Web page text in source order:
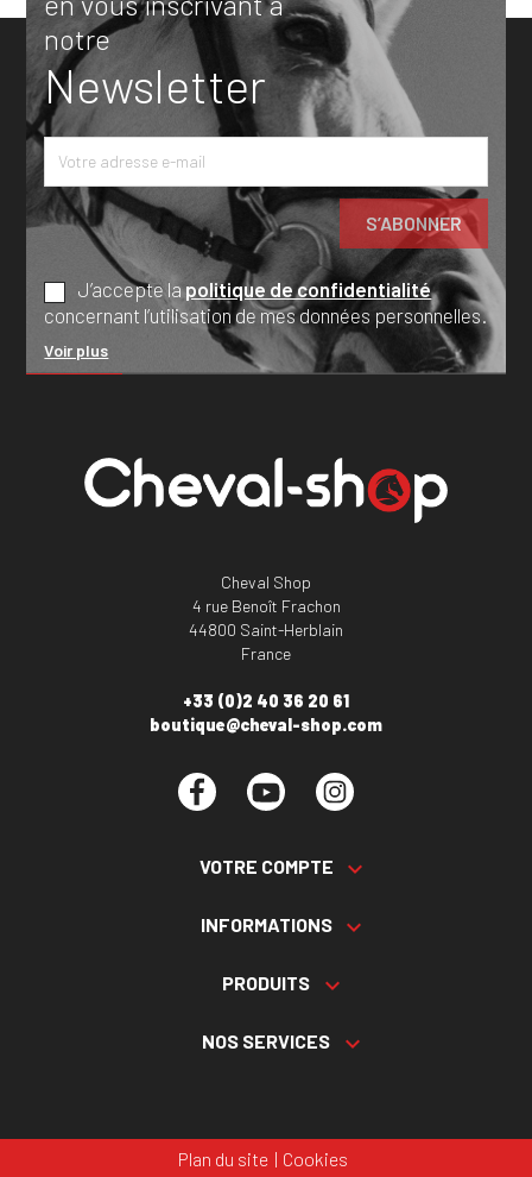
notre
Newsletter
J’accepte lapolitique de confidentialité
concernant l’utilisation de mes données personnelles.
Voir plus
Cheval Shop
4 rue Benoît Frachon
44800 Saint-Herblain
France
+33 (0)2 40 36 20 61
boutique@cheval-shop.com
Facebook YouTube
VOTRE COMPTE 
INFORMATIONS 
PRODUITS 
NOS SERVICES 
Plan du site Cookies